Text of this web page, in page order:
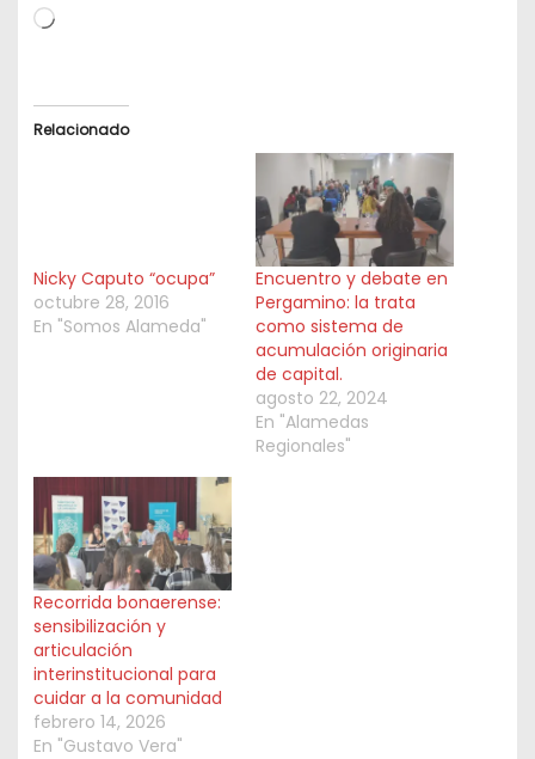
L
d
Relacionado
Nicky Caputo “ocupa”
octubre 28, 2016
En "Somos Alameda"
Encuentro y debate en
Pergamino: la trata
como sistema de
acumulación originaria
de capital.
agosto 22, 2024
En "Alamedas
Regionales"
Recorrida bonaerense:
sensibilización y
articulación
interinstitucional para
cuidar a la comunidad
febrero 14, 2026
En "Gustavo Vera"